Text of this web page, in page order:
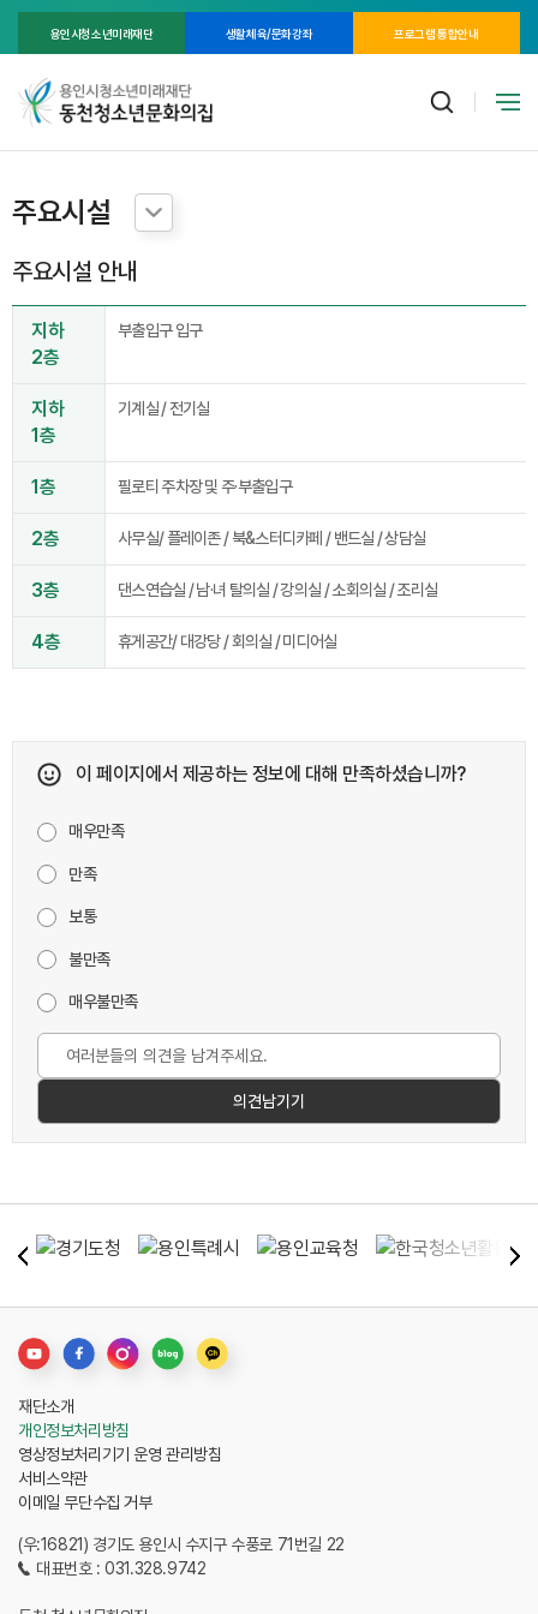
용인시청소년미래재단 생활체육/문화강좌 프로그램 통합안내
주요시설
주요시설 안내
지하
2층
부출입구 입구
지하
1층
기계실 / 전기실
1층 필로티 주차장 및 주·부출입구
2층 사무실/ 플레이존 / 북&스터디카페 / 밴드실 / 상담실
3층 댄스연습실 / 남·녀 탈의실 / 강의실 / 소회의실 / 조리실
4층 휴게공간/ 대강당 / 회의실 / 미디어실
이 페이지에서 제공하는 정보에 대해 만족하셨습니까?
매우만족
만족
보통
불만족
매우불만족
(우:16821) 경기도 용인시 수지구 수풍로 71번길 22
대표번호 : 031.328.9742
재단소개
개인정보처리방침
영상정보처리기기 운영 관리방침
서비스약관
이메일 무단수집 거부